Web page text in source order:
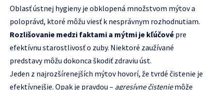
Oblasť ústnej hygieny je obklopená množstvom mýtov a
poloprávd, ktoré môžu viesť k nesprávnym rozhodnutiam.
Rozlišovanie medzi faktami a mýtmi je kľúčové pre
efektívnu starostlivosť o zuby. Niektoré zaužívané
predstavy môžu dokonca škodiť zdraviu úst.
Jeden z najrozšírenejších mýtov hovorí, že tvrdé čistenie je
efektívnejšie. Opak je pravdou – agresívne čisteniemôže